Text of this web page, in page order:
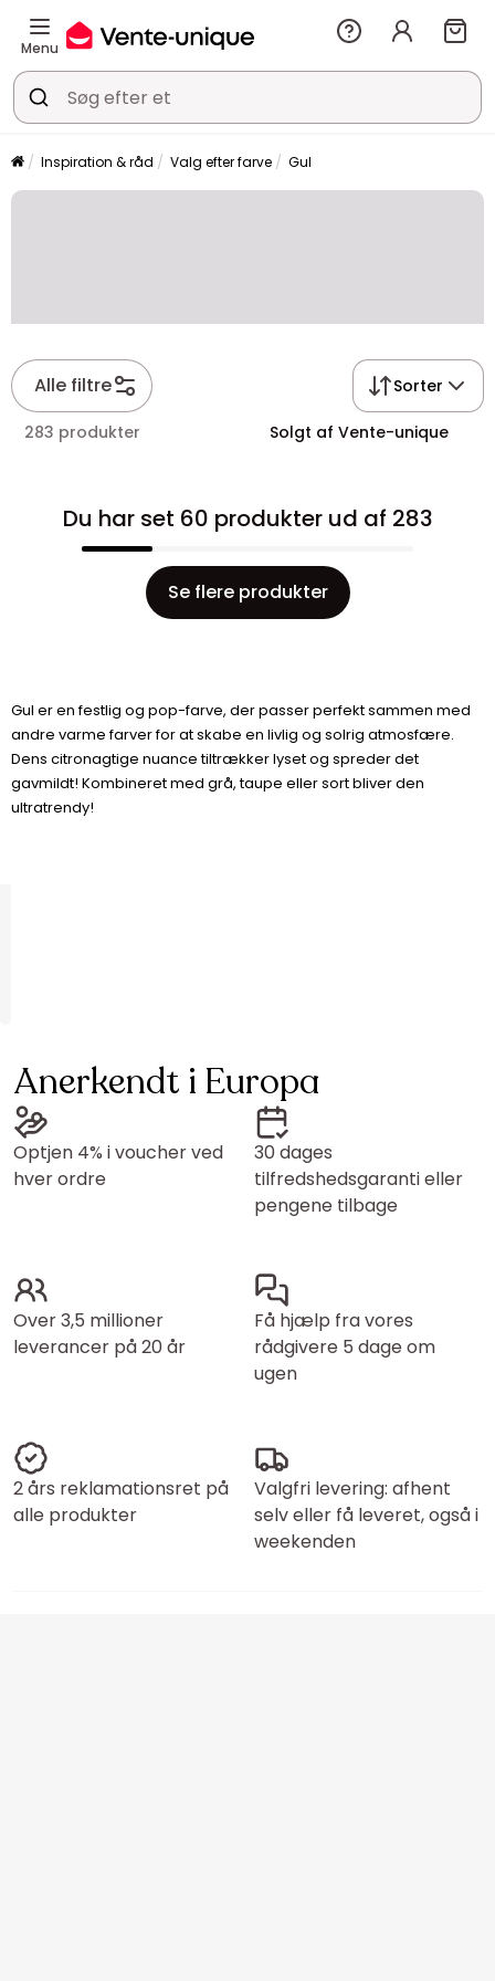
Menu
Inspiration & råd Valg efter farve Gul
Alle filtre Sorter
283 produkter Solgt af Vente-unique
Du har set 60 produkter ud af 283
Se flere produkter
Gul er en festlig og pop-farve, der passer perfekt sammen med
andre varme farver for at skabe en livlig og solrig atmosfære.
Dens citronagtige nuance tiltrækker lyset og spreder det
gavmildt! Kombineret med grå, taupe eller sort bliver den
ultratrendy!
Anerkendt i Europa
Optjen 4% i voucher ved
hver ordre
30 dages
tilfredshedsgaranti eller
pengene tilbage
Over 3,5 millioner
leverancer på 20 år
Få hjælp fra vores
rådgivere 5 dage om
ugen
2 års reklamationsret på
alle produkter
Valgfri levering: afhent
selv eller få leveret, også i
weekenden